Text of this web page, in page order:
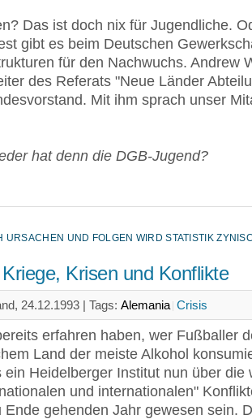
Das ist doch nix für Jugendliche.
gibt es beim Deutschen
für den Nachwuchs. Andrew
des Referats "Neue Länder
Mit ihm sprach unser
hat denn die DGB-Jugend?
URSACHEN UND FOLGEN WIRD STATISTIK
Krisen und Konflikte
24.12.1993 | Tags: Alemania Crisis
erfahren haben, wer Fußballer
Land der meiste Alkohol
ein Heidelberger Institut nun über die
und internationalen"
Ende gehenden Jahr gewesen sein.